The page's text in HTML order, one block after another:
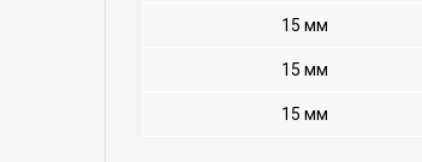
15 мм
15 мм
15 мм